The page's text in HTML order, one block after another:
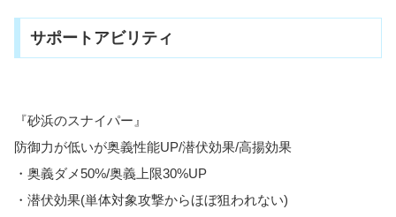
サポートアビリティ
『砂浜のスナイパー』
防御力が低いが奥義性能UP/潜伏効果/高揚効果
・奥義ダメ50%/奥義上限30%UP
・潜伏効果(単体対象攻撃からほぼ狙われない)